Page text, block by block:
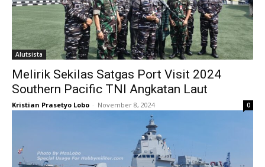
Alutsista
Melirik Sekilas Satgas Port Visit 2024
Southern Pacific TNI Angkatan Laut
Kristian Prasetyo Lobo - November 8, 2024 0